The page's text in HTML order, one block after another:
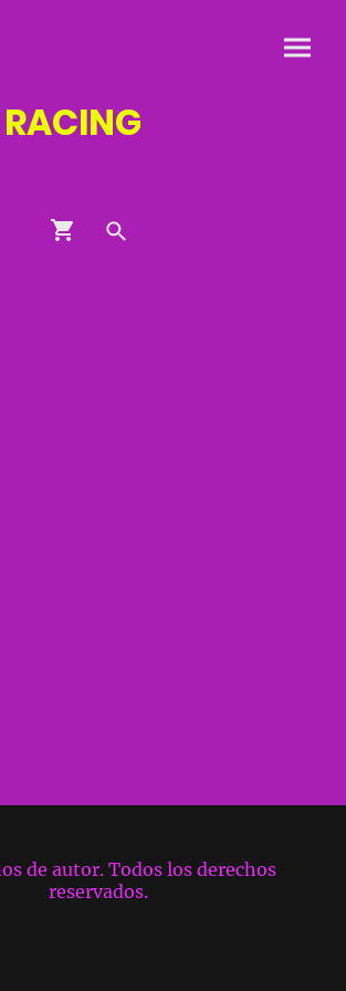
RACING
de autor. Todos los derechos
reservados.